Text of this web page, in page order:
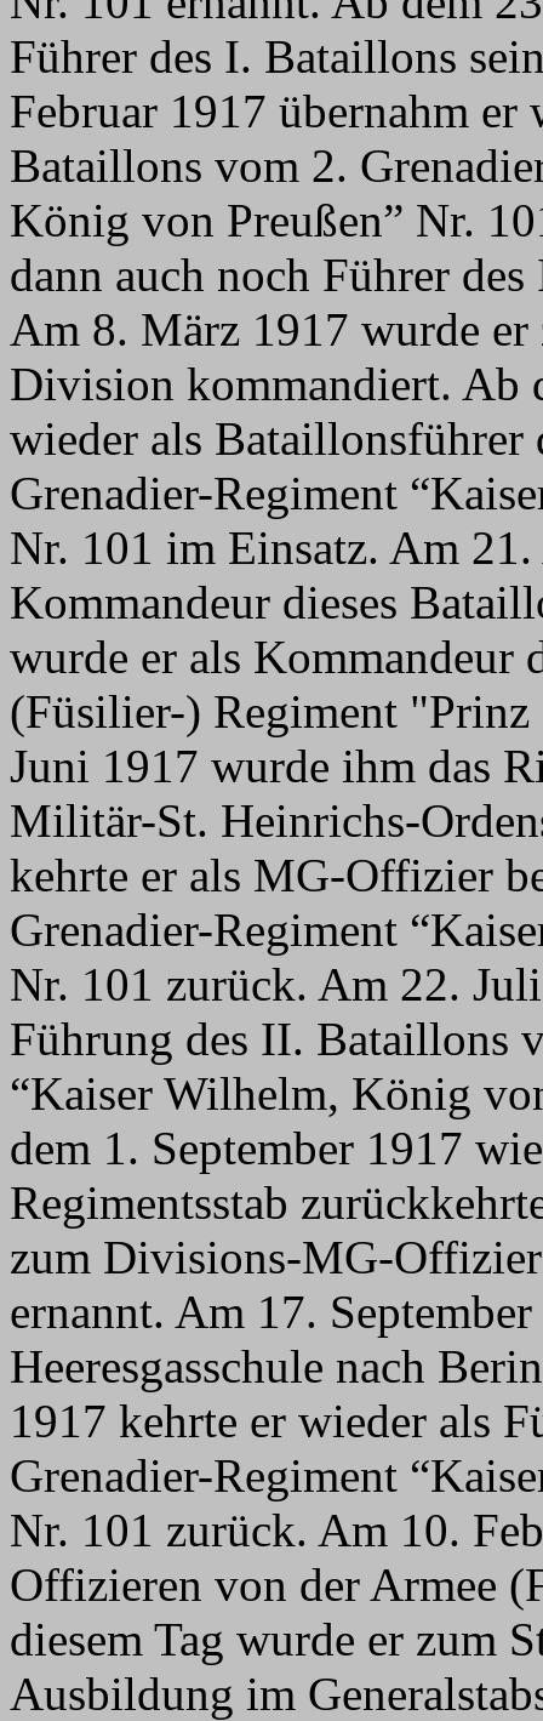
Führer des I. Bataillons
Februar 1917 übernahm
Bataillons vom 2.
König von Preußen” Nr.
dann auch noch Führer
Am 8. März 1917 wurde
Division kommandiert. Ab
wieder als
Grenadier-Regiment
Nr. 101 im Einsatz. Am
Kommandeur dieses
wurde er als Kommandeur
(Füsilier-) Regiment
Juni 1917 wurde ihm das
Militär-St. Heinrichs-
kehrte er als MG-Offizier
Grenadier-Regiment
Nr. 101 zurück. Am 22.
Führung des II. Bataillons
“Kaiser Wilhelm, König
dem 1. September 1917
Regimentsstab
zum Divisions-MG-
ernannt. Am 17.
Heeresgasschule nach
1917 kehrte er wieder als
Grenadier-Regiment
Nr. 101 zurück. Am 10.
Offizieren von der Armee
diesem Tag wurde er zum
Ausbildung im